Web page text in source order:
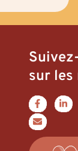
sur les